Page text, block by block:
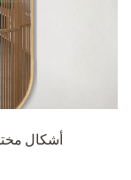
أشكال